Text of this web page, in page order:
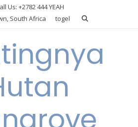
Us: +2782 444 YEAH
South Africa
togel